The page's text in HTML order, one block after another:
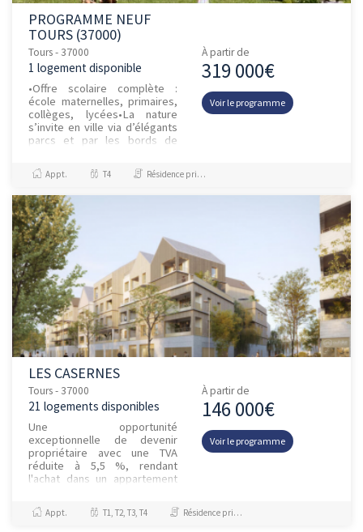
PROGRAMME NEUF
TOURS (37000)
Tours - 37000
1 logement disponible
•Offre scolaire complète :
école maternelles, primaires,
collèges, lycées•La nature
s’invite en ville via d’élégants
parcs et par les bords de
Atl...
À partir de
319 000€
Voir le programme
Appt. T4 Résidence principale / PTZ, Investissement et Défiscalisation
LES CASERNES
Tours - 37000
21 logements disponibles
Une opportunité
exceptionnelle de devenir
propriétaire avec une TVA
réduite à 5,5 %, rendant
l'achat dans un appartement
Découvrez Les Casernes, un
ensemble...
À partir de
146 000€
Voir le programme
Appt. T1, T2, T3, T4 Résidence principale / PTZ, Investissement et Défiscalisation